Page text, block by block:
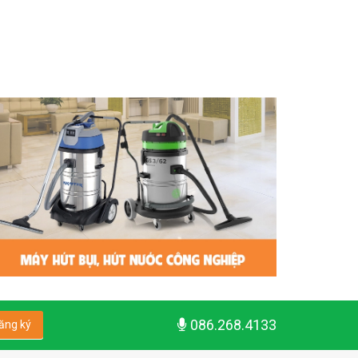
ký 086.268.4133